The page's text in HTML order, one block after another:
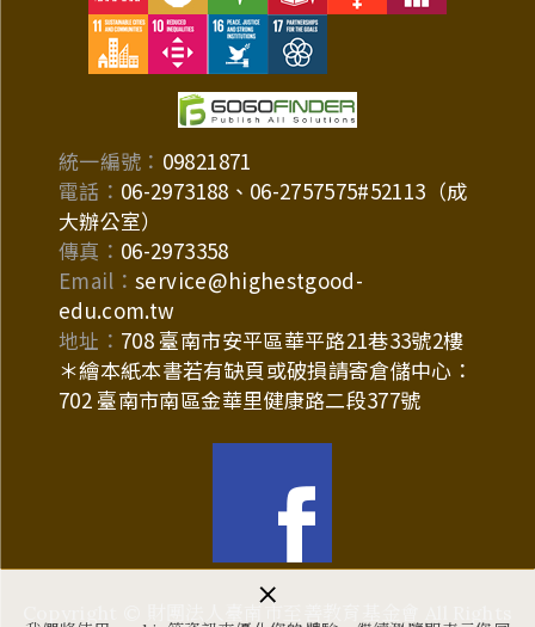
×
統一編號： 09821871
電話： 06-2973188、06-2757575#52113（成
大辦公室）
傳真： 06-2973358
Email：service@highestgood-
edu.com.tw
地址： 708 臺南市安平區華平路21巷33號2樓
＊繪本紙本書若有缺頁或破損請寄倉儲中心：
702 臺南市南區金華里健康路二段377號